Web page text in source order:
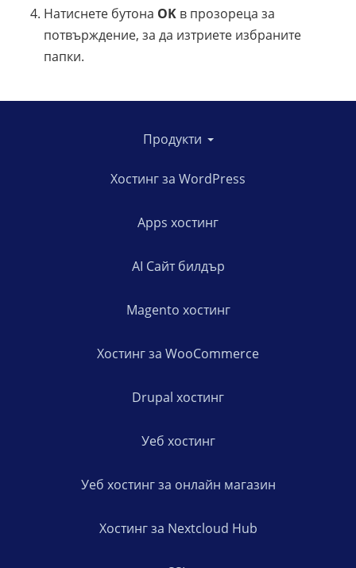
Натиснете бутона OK в прозореца за
потвърждение, за да изтриете избраните
папки.
Продукти
Хостинг за WordPress
Apps хостинг
AI Сайт билдър
Magento хостинг
Хостинг за WooCommerce
Drupal хостинг
Уеб хостинг
Уеб хостинг за онлайн магазин
Хостинг за Nextcloud Hub